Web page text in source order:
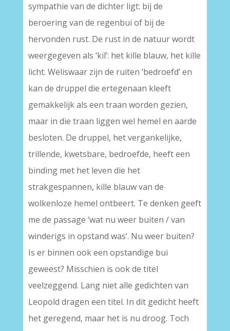
sympathie van de dichter ligt: bij de
beroering van de regenbui of bij de
hervonden rust. De rust in de natuur wordt
weergegeven als ‘kil’: het kille blauw, het kille
licht. Weliswaar zijn de ruiten ‘bedroefd’ en
kan de druppel die ertegenaan kleeft
gemakkelijk als een traan worden gezien,
maar in die traan liggen wel hemel en aarde
besloten. De druppel, het vergankelijke,
trillende, kwetsbare, bedroefde, heeft een
binding met het leven die het
strakgespannen, kille blauw van de
wolkenloze hemel ontbeert. Te denken geeft
me de passage ‘wat nu weer buiten / van
winderigs in opstand was’. Nu weer buiten?
Is er binnen ook een opstandige bui
geweest? Misschien is ook de titel
veelzeggend. Lang niet alle gedichten van
Leopold dragen een titel. In dit gedicht heeft
het geregend, maar het is nu droog. Toch